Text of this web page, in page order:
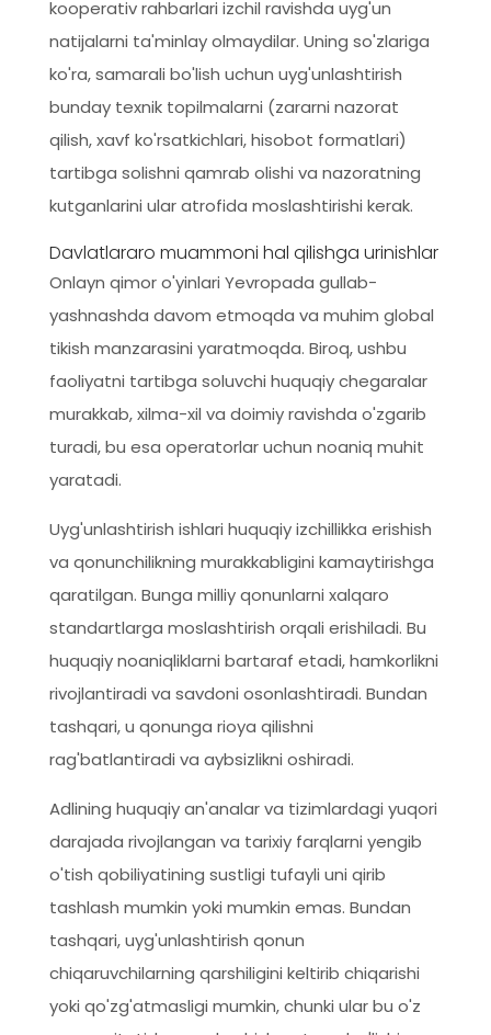
kooperativ rahbarlari izchil ravishda uyg'un
natijalarni ta'minlay olmaydilar. Uning so'zlariga
ko'ra, samarali bo'lish uchun uyg'unlashtirish
bunday texnik topilmalarni (zararni nazorat
qilish, xavf ko'rsatkichlari, hisobot formatlari)
tartibga solishni qamrab olishi va nazoratning
kutganlarini ular atrofida moslashtirishi kerak.
Davlatlararo muammoni hal qilishga urinishlar
Onlayn qimor o'yinlari Yevropada gullab-
yashnashda davom etmoqda va muhim global
tikish manzarasini yaratmoqda. Biroq, ushbu
faoliyatni tartibga soluvchi huquqiy chegaralar
murakkab, xilma-xil va doimiy ravishda o'zgarib
turadi, bu esa operatorlar uchun noaniq muhit
yaratadi.
Uyg'unlashtirish ishlari huquqiy izchillikka erishish
va qonunchilikning murakkabligini kamaytirishga
qaratilgan. Bunga milliy qonunlarni xalqaro
standartlarga moslashtirish orqali erishiladi. Bu
huquqiy noaniqliklarni bartaraf etadi, hamkorlikni
rivojlantiradi va savdoni osonlashtiradi. Bundan
tashqari, u qonunga rioya qilishni
rag'batlantiradi va aybsizlikni oshiradi.
Adlining huquqiy an'analar va tizimlardagi yuqori
darajada rivojlangan va tarixiy farqlarni yengib
o'tish qobiliyatining sustligi tufayli uni qirib
tashlash mumkin yoki mumkin emas. Bundan
tashqari, uyg'unlashtirish qonun
chiqaruvchilarning qarshiligini keltirib chiqarishi
yoki qo'zg'atmasligi mumkin, chunki ular bu o'z